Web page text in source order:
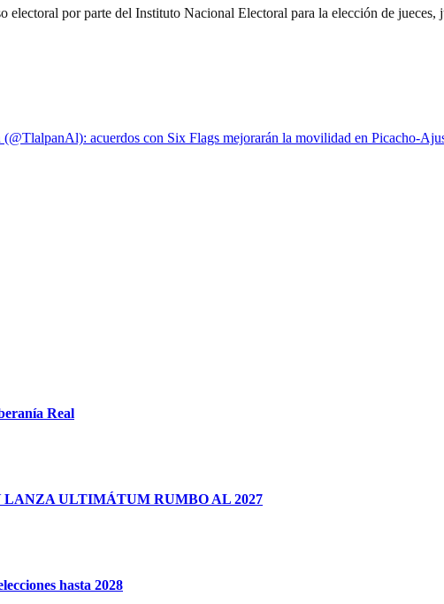
por parte del Instituto Nacional Electoral para la elección de jueces,
acuerdos con Six Flags mejorarán la movilidad en Picacho-
Real
ULTIMÁTUM RUMBO AL 2027
hasta 2028